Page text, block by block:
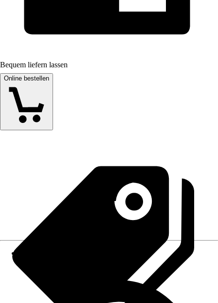
Bequem liefern lassen
Online bestellen